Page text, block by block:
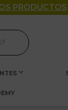
PRODUCTOS